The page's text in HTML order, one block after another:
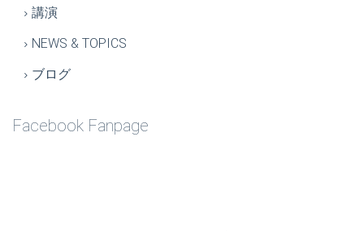
講演
NEWS & TOPICS
ブログ
Facebook Fanpage